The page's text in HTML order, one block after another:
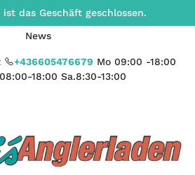
das Geschäft geschlossen.
News
+436605476679 Mo 09:00 -18:00
18:00 Sa.8:30-13:00